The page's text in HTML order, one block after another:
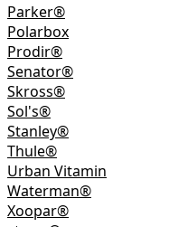
Parker®
Polarbox
Prodir®
Senator®
Skross®
Sol's®
Stanley®
Thule®
Urban Vitamin
Waterman®
Xoopar®